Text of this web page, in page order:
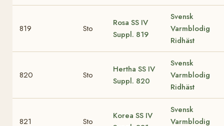
819 Sto
Rosa SS IV
Suppl. 819
Svensk
Varmblodig
Ridhäst
820 Sto
Hertha SS IV
Suppl. 820
Svensk
Varmblodig
Ridhäst
821 Sto
Korea SS IV
Svensk
Varmblodig